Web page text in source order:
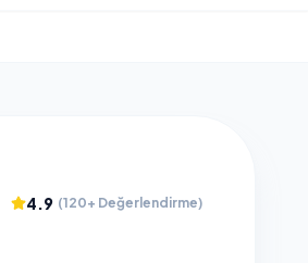
4.9 (120+ Değerlendirme)